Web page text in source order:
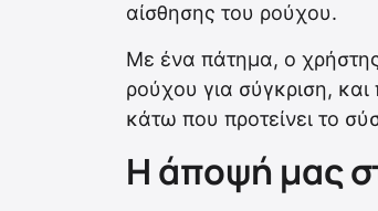
αίσθησης του ρούχου.
Με ένα πάτημα, ο
ρούχου για σύγκριση,
κάτω που προτείνει το
Η άποψή μας